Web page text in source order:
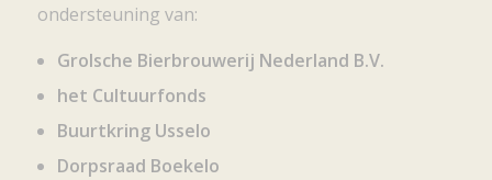
ondersteuning van:
Grolsche Bierbrouwerij Nederland B.V.
het Cultuurfonds
Buurtkring Usselo
Dorpsraad Boekelo